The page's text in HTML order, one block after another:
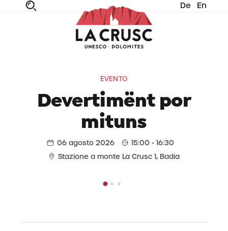
De En
EVENTO
Devertimënt por
mituns
06 agosto 2026
15:00 - 16:30
Stazione a monte La Crusc 1, Badia